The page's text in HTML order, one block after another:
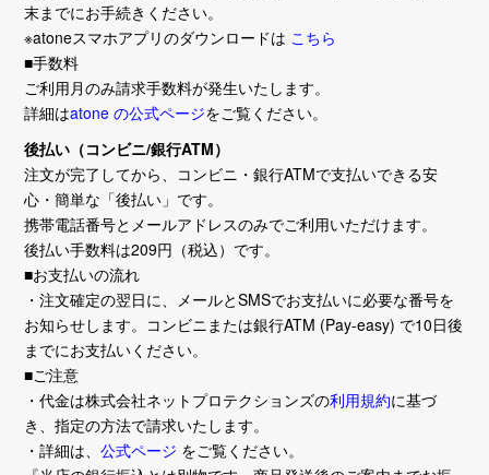
末までにお手続きください。
※atoneスマホアプリのダウンロードは こちら
■手数料
ご利用月のみ請求手数料が発生いたします。
詳細はatone の公式ページをご覧ください。
後払い（コンビニ/銀行ATM）
注文が完了してから、コンビニ・銀行ATMで支払いできる安
心・簡単な「後払い」です。
携帯電話番号とメールアドレスのみでご利用いただけます。
後払い手数料は209円（税込）です。
■お支払いの流れ
・注文確定の翌日に、メールとSMSでお支払いに必要な番号を
お知らせします。コンビニまたは銀行ATM (Pay-easy) で10日後
までにお支払いください。
■ご注意
・代金は株式会社ネットプロテクションズの利用規約に基づ
き、指定の方法で請求いたします。
・詳細は、公式ページ をご覧ください。